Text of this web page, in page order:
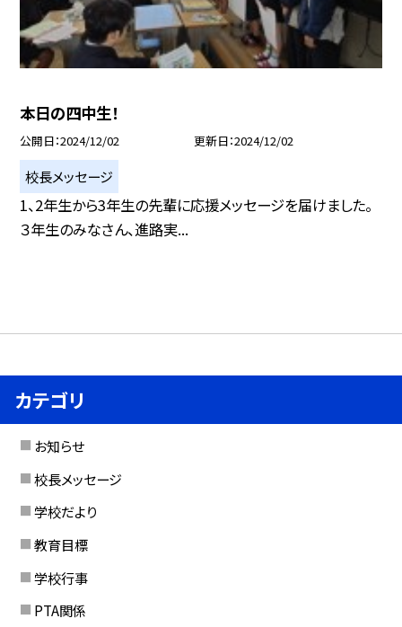
本日の四中生！
公開日 2024/12/02 更新日 2024/12/02
校長メッセージ
1、2年生から3年生の先輩に応援メッセージを届けました。
３年生のみなさん、進路実...
カテゴリ
お知らせ
校長メッセージ
学校だより
教育目標
学校行事
PTA関係